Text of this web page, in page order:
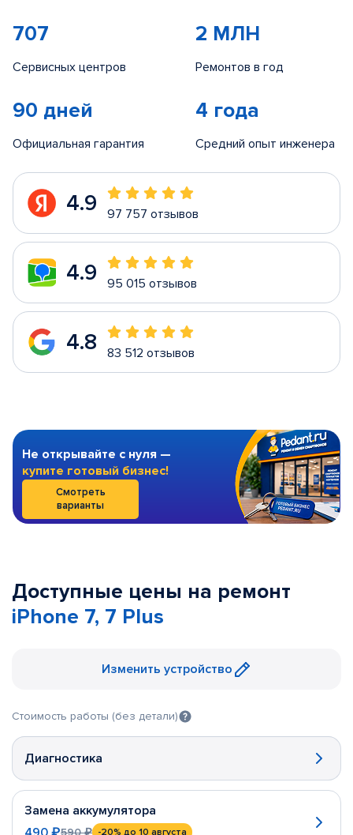
707
Сервисных центров
2 МЛН
Ремонтов в год
90 дней
Официальная гарантия
4 года
Средний опыт инженера
4.9 97 757 отзывов
4.9 95 015 отзывов
4.8 83 512 отзывов
Не открывайте с нуля —
купите готовый бизнес!
Смотреть
варианты
Доступные цены на ремонт
iPhone 7, 7 Plus
Изменить устройство
Стоимость работы (без детали)
Диагностика
Замена аккумулятора
590 ₽ -20% до 10 августа